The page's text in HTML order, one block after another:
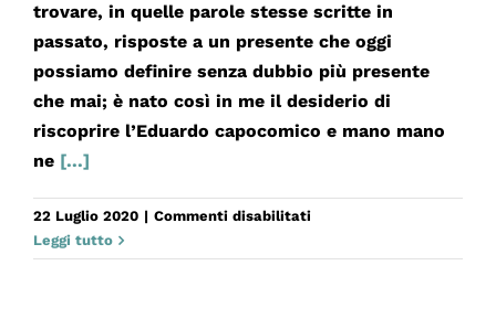
trovare, in quelle parole stesse scritte in
passato, risposte a un presente che oggi
possiamo definire senza dubbio più presente
che mai; è nato così in me il desiderio di
riscoprire l’Eduardo capocomico e mano mano
ne [...]
22 Luglio 2020 | Commenti disabilitatisu
TAVOLA,
Leggi tutto